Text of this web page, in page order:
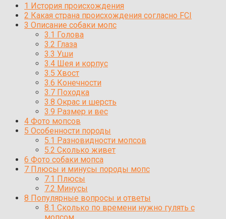
1 История происхождения
2 Какая страна происхождения согласно FCI
3 Описание собаки мопс
3.1 Голова
3.2 Глаза
3.3 Уши
3.4 Шея и корпус
3.5 Хвост
3.6 Конечности
3.7 Походка
3.8 Окрас и шерсть
3.9 Размер и вес
4 Фото мопсов
5 Особенности породы
5.1 Разновидности мопсов
5.2 Сколько живет
6 Фото собаки мопса
7 Плюсы и минусы породы мопс
7.1 Плюсы
7.2 Минусы
8 Популярные вопросы и ответы
8.1 Сколько по времени нужно гулять с